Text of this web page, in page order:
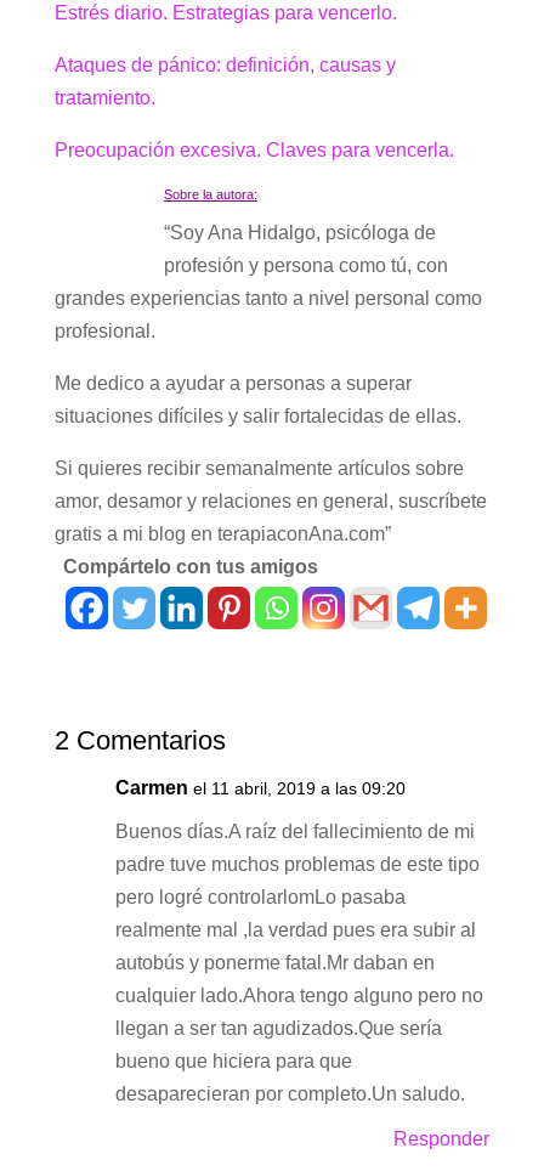
Estrés diario. Estrategias para vencerlo.
Ataques de pánico: definición, causas y
tratamiento.
Preocupación excesiva. Claves para vencerla.
Sobre la autora:
“Soy Ana Hidalgo, psicóloga de
profesión y persona como tú, con
grandes experiencias tanto a nivel personal como
profesional.
Me dedico a ayudar a personas a superar
situaciones difíciles y salir fortalecidas de ellas.
Si quieres recibir semanalmente artículos sobre
amor, desamor y relaciones en general, suscríbete
gratis a mi blog en terapiaconAna.com”
Compártelo con tus amigos
2 Comentarios
Carmen el 11 abril, 2019 a las 09:20
Buenos días.A raíz del fallecimiento de mi
padre tuve muchos problemas de este tipo
pero logré controlarlomLo pasaba
realmente mal ,la verdad pues era subir al
autobús y ponerme fatal.Mr daban en
cualquier lado.Ahora tengo alguno pero no
llegan a ser tan agudizados.Que sería
bueno que hiciera para que
desaparecieran por completo.Un saludo.
Responder